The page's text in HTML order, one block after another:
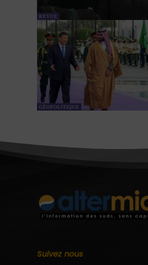
REVUE
GÉOPOLITIQUE
Suivez nous